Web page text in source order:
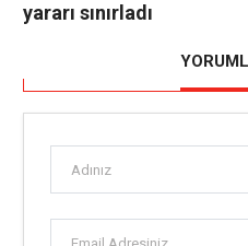
yararı sınırladı